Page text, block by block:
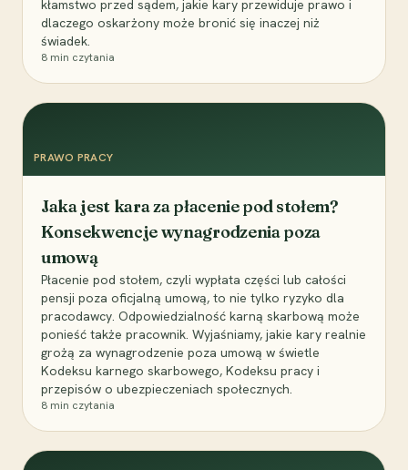
kłamstwo przed sądem, jakie kary przewiduje prawo i
dlaczego oskarżony może bronić się inaczej niż
świadek.
8 min czytania
PRAWO PRACY
Jaka jest kara za płacenie pod stołem?
Konsekwencje wynagrodzenia poza
umową
Płacenie pod stołem, czyli wypłata części lub całości
pensji poza oficjalną umową, to nie tylko ryzyko dla
pracodawcy. Odpowiedzialność karną skarbową może
ponieść także pracownik. Wyjaśniamy, jakie kary realnie
grożą za wynagrodzenie poza umową w świetle
Kodeksu karnego skarbowego, Kodeksu pracy i
przepisów o ubezpieczeniach społecznych.
8 min czytania